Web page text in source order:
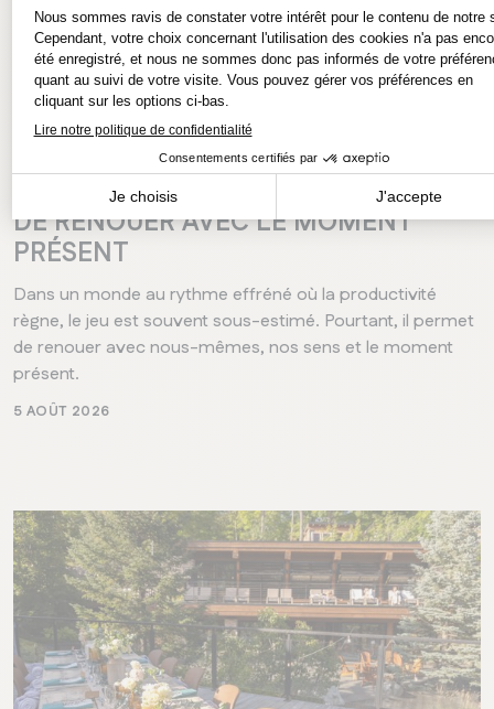
LE JEU, UN MOYEN PAS SI ENFANTIN
DE RENOUER AVEC LE MOMENT
PRÉSENT
Dans un monde au rythme effréné où la productivité
règne, le jeu est souvent sous-estimé. Pourtant, il permet
de renouer avec nous-mêmes, nos sens et le moment
présent.
5 AOÛT 2026